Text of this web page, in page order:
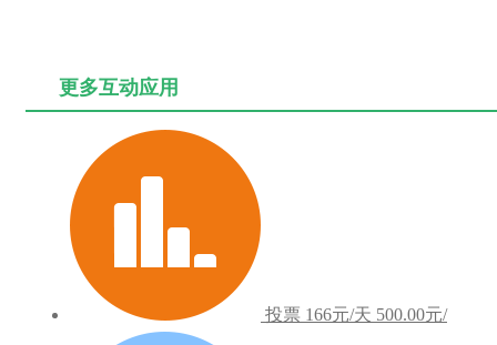
更多互动应用
投票 166元/天 500.00元/